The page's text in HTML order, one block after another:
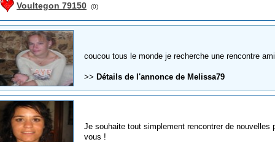
Voultegon 79150 (0)
coucou tous le monde je recherche une rencontre
>> Détails de l'annonce de Melissa79
Je souhaite tout simplement rencontrer de
vous !